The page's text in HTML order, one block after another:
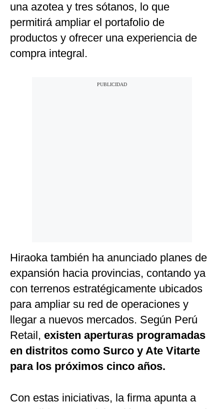
una azotea y tres sótanos, lo que
permitirá ampliar el portafolio de
productos y ofrecer una experiencia de
compra integral.
Hiraoka también ha anunciado planes de
expansión hacia provincias, contando ya
con terrenos estratégicamente ubicados
para ampliar su red de operaciones y
llegar a nuevos mercados. Según Perú
Retail, existen aperturas programadas
en distritos como Surco y Ate Vitarte
para los próximos cinco años.
Con estas iniciativas, la firma apunta a